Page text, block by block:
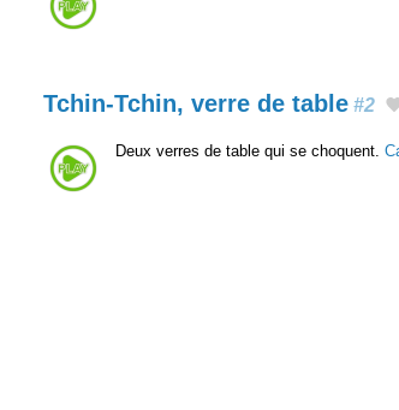
Tchin-Tchin, verre de table #2
Deux verres de table qui se choquent.